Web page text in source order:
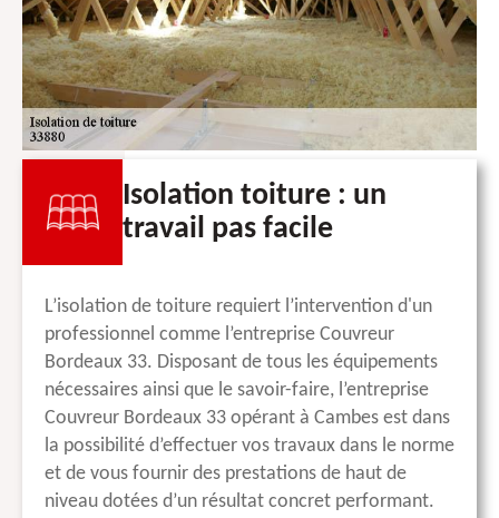
Isolation toiture : un
travail pas facile
L’isolation de toiture requiert l’intervention d'un
professionnel comme l’entreprise Couvreur
Bordeaux 33. Disposant de tous les équipements
nécessaires ainsi que le savoir-faire, l’entreprise
Couvreur Bordeaux 33 opérant à Cambes est dans
la possibilité d’effectuer vos travaux dans le norme
et de vous fournir des prestations de haut de
niveau dotées d’un résultat concret performant.